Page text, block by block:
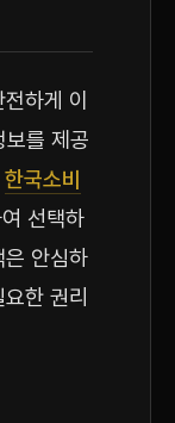
하게 이
를 제공
한국소비
선택하
안심하
한 권리